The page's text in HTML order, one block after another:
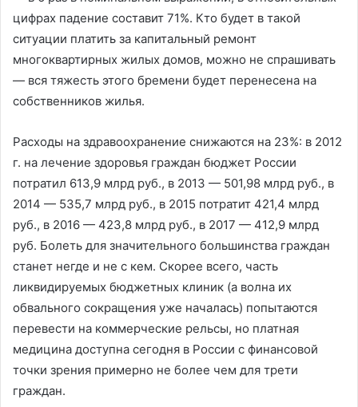
цифрах падение составит 71%. Кто будет в такой
ситуации платить за капитальный ремонт
многоквартирных жилых домов, можно не спрашивать
— вся тяжесть этого бремени будет перенесена на
собственников жилья.
Расходы на здравоохранение снижаются на 23%: в 2012
г. на лечение здоровья граждан бюджет России
потратил 613,9 млрд руб., в 2013 — 501,98 млрд руб., в
2014 — 535,7 млрд руб., в 2015 потратит 421,4 млрд
руб., в 2016 — 423,8 млрд руб., в 2017 — 412,9 млрд
руб. Болеть для значительного большинства граждан
станет негде и не с кем. Скорее всего, часть
ликвидируемых бюджетных клиник (а волна их
обвального сокращения уже началась) попытаются
перевести на коммерческие рельсы, но платная
медицина доступна сегодня в России с финансовой
точки зрения примерно не более чем для трети
граждан.